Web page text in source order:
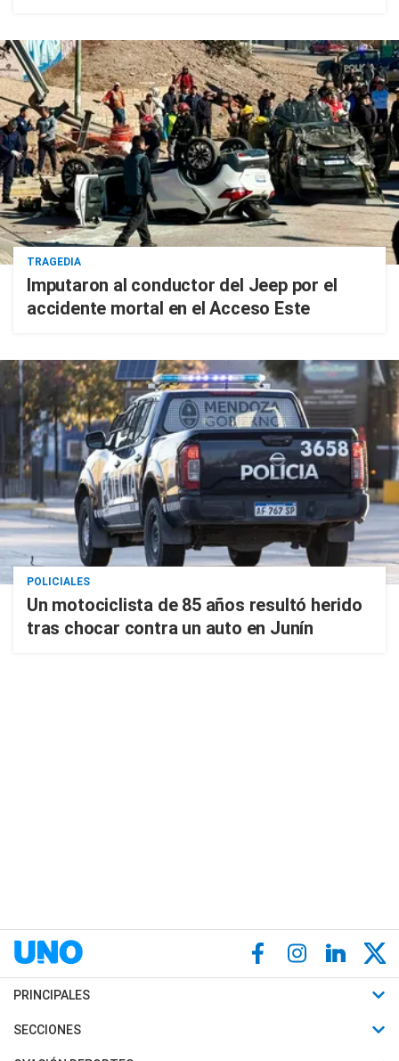
TRAGEDIA
Imputaron al conductor del Jeep por el
accidente mortal en el Acceso Este
POLICIALES
Un motociclista de 85 años resultó herido
tras chocar contra un auto en Junín
PRINCIPALES
Últimas Noticias
Política
SECCIONES